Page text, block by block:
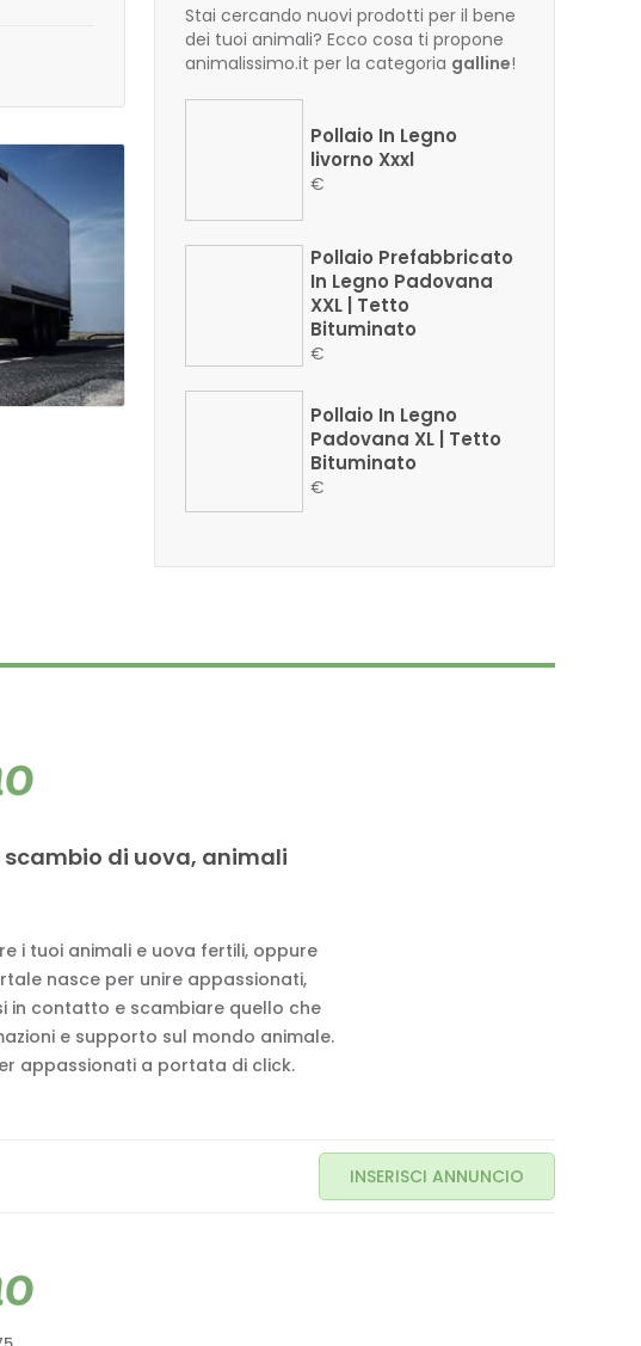
Stai cercando nuovi prodotti per il bene
dei tuoi animali? Ecco cosa ti propone
animalissimo.it per la categoria galline!
Pollaio In Legno
livorno Xxxl
€
Pollaio Prefabbricato
In Legno Padovana
XXL | Tetto
Bituminato
€
Pollaio In Legno
Padovana XL | Tetto
Bituminato
€
di uova, animali
i tuoi animali e uova fertili, oppure
nasce per unire appassionati,
in contatto e scambiare quello che
e supporto sul mondo animale.
appassionati a portata di click.
INSERISCI ANNUNCIO